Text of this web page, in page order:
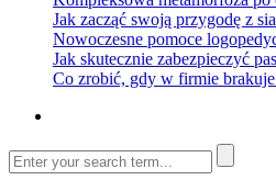
Jak zacząć swoją przygodę z
Nowoczesne pomoce
Jak skutecznie zabezpieczyć
Co zrobić, gdy w firmie brakuje